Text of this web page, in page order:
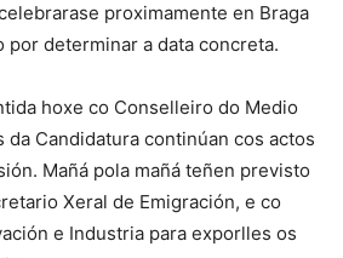
proximamente en Braga
por determinar a data concreta.
hoxe co Conselleiro do Medio
da Candidatura continúan cos actos
Mañá pola mañá teñen previsto
Xeral de Emigración, e co
e Industria para exporlles os